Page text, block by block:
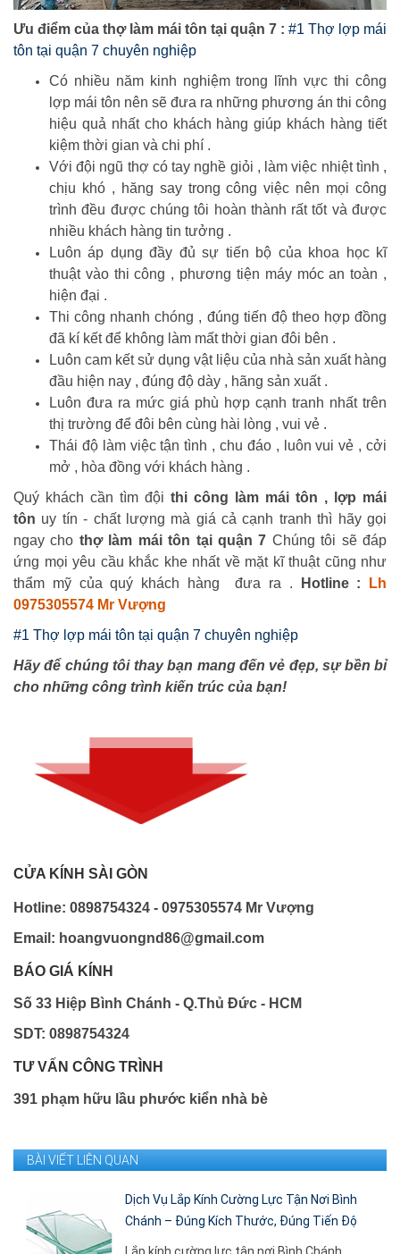
Ưu điểm của thợ làm mái tôn tại quận 7 : #1 Thợ lợp mái
tôn tại quận 7 chuyên nghiệp
Có nhiều năm kinh nghiệm trong lĩnh vực thi công
lợp mái tôn nên sẽ đưa ra những phương án thi công
hiệu quả nhất cho khách hàng giúp khách hàng tiết
kiệm thời gian và chi phí .
Với đội ngũ thợ có tay nghề giỏi , làm việc nhiệt tình ,
chịu khó , hăng say trong công việc nên mọi công
trình đều được chúng tôi hoàn thành rất tốt và được
nhiều khách hàng tin tưởng .
Luôn áp dụng đầy đủ sự tiến bộ của khoa học kĩ
thuật vào thi công , phương tiện máy móc an toàn ,
hiện đại .
Thi công nhanh chóng , đúng tiến độ theo hợp đồng
đã kí kết để không làm mất thời gian đôi bên .
Luôn cam kết sử dụng vật liệu của nhà sản xuất hàng
đầu hiện nay , đúng độ dày , hãng sản xuất .
Luôn đưa ra mức giá phù hợp cạnh tranh nhất trên
thị trường để đôi bên cùng hài lòng , vui vẻ .
Thái độ làm việc tận tình , chu đáo , luôn vui vẻ , cởi
mở , hòa đồng với khách hàng .
​Quý khách cần tìm đội thi công làm mái tôn , lợp mái
tôn uy tín - chất lượng mà giá cả cạnh tranh thì hãy gọi
ngay cho thợ làm mái tôn tại quận 7 Chúng tôi sẽ đáp
ứng mọi yêu cầu khắc khe nhất về mặt kĩ thuật cũng như
thẩm mỹ của quý khách hàng đưa ra .
Hotline :
Lh
0975305574 Mr Vượng
#1 Thợ lợp mái tôn tại quận 7 chuyên nghiệp
Hãy để chúng tôi thay bạn mang đến vẻ đẹp, sự bền bỉ
cho những công trình kiến trúc của bạn!
CỬA KÍNH SÀI GÒN
Hotline: 0898754324 - 0975305574 Mr Vượng
Email: hoangvuongnd86@gmail.com
BÁO GIÁ KÍNH
Số 33 Hiệp Bình Chánh - Q.Thủ Đức - HCM
SDT: 0898754324
TƯ VẤN CÔNG TRÌNH
391 phạm hữu lầu phước kiển nhà bè
BÀI VIẾT LIÊN QUAN
Dịch Vụ Lắp Kính Cường Lực Tận Nơi Bình
Chánh – Đúng Kích Thước, Đúng Tiến Độ